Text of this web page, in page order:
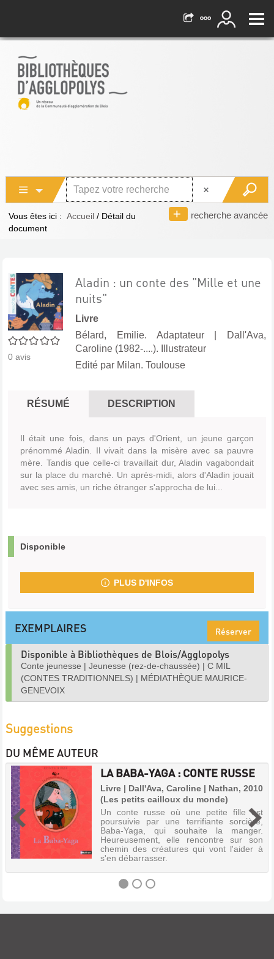
recherche avancée
Vous êtes ici : Accueil / Détail du
document
0/5
0 avis
Aladin : un conte des "Mille et une
nuits"
Livre
Bélard, Emilie. Adaptateur|
Dall'Ava,
Caroline (1982-....). Illustrateur
Edité par Milan. Toulouse
RÉSUMÉ DESCRIPTION
Il était une fois, dans un pays d'Orient, un jeune garçon
prénommé Aladin. Il vivait dans la misère avec sa pauvre
mère. Tandis que celle-ci travaillait dur, Aladin vagabondait
sur la place du marché. Un après-midi, alors d'Aladin jouait
avec ses amis, un riche étranger s'approcha de lui...
Disponible
PLUS D'INFOS
EXEMPLAIRES Réserver
Disponible à Bibliothèques de Blois/Agglopolys
Conte jeunesse | Jeunesse (rez-de-chaussée) | C MIL
(CONTES TRADITIONNELS) | MÉDIATHÈQUE MAURICE-
GENEVOIX
Suggestions
DU MÊME AUTEUR
LA BABA-YAGA : CONTE RUSSE
Livre | Dall'Ava, Caroline | Nathan, 2010
(Les petits cailloux du monde)
Un conte russe où une petite fille est
poursuivie par une terrifiante sorcière,
Baba-Yaga, qui souhaite la manger.
Heureusement, elle rencontre sur son
chemin des créatures qui vont l'aider à
s'en débarrasser.